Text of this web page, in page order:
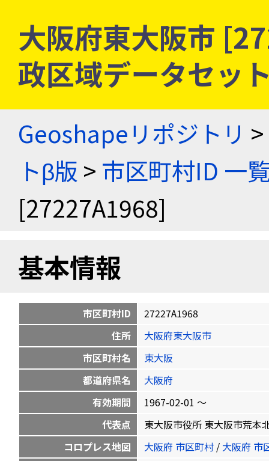
大阪府東大阪市
政区域データセッ
Geoshapeリポジトリ >
トβ版 > 市区町村ID 一
[27227A1968]
基本情報
市区町村ID
27227A1968
住所
大阪府東大阪市
市区町村名
東大阪
都道府県名
大阪府
有効期間
1967-02-01 〜
代表点
東大阪市役所 東大阪市荒本
コロプレス地図
大阪府 市区町村 / 大阪府 市